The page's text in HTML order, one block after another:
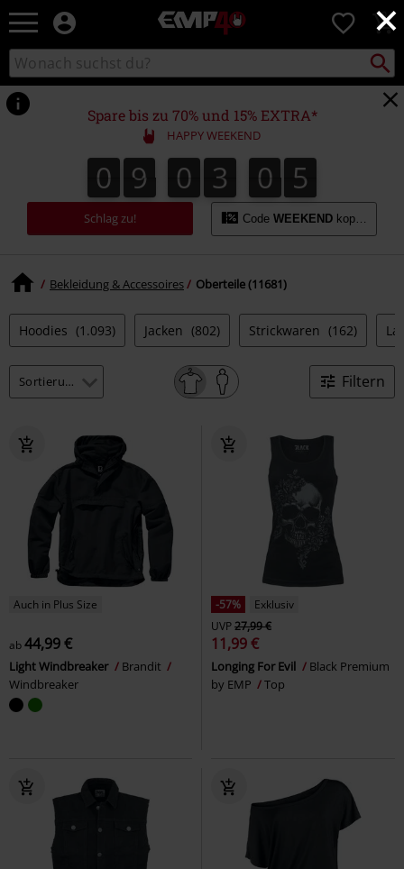
×
EMP
Merchandise
-
Shop
Rock
&
Entertainment
0
Katalog
durchsuchen
suchen
Spare bis zu 70% und 15% EXTRA*
HAPPY WEEKEND
0
0 9
9 0
0 3
3 0
0
0
0 3
4
3
5
4
Schlag zu! Code WEEKEND kopieren
Bekleidung & Accessoires Oberteile (11681)
Hoodies (1.093) Jacken (802) Strickwaren (162)
Filtern
Auch in Plus Size
ab44,99 €
Light Windbreaker
Brandit
Windbreaker
-57%
Exklusiv
UVP27,99 €
11,99 €
Longing For Evil
Black Premium
by EMP
Top